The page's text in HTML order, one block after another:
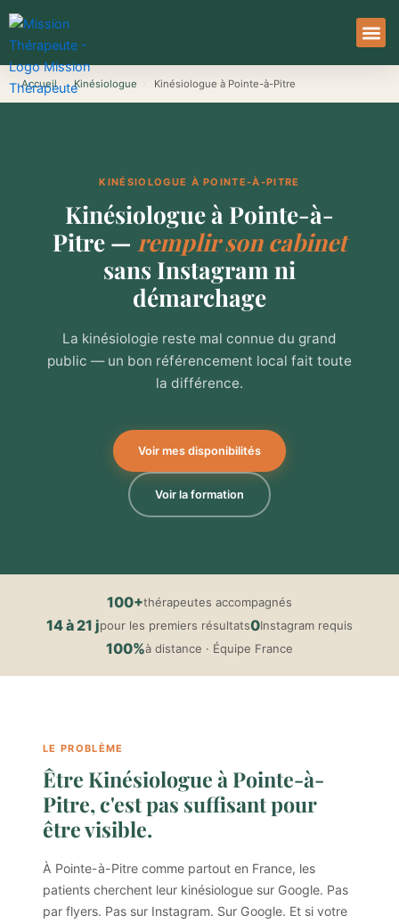
Aller
au
contenu
Accueil › Kinésiologue Kinésiologue à Pointe-à-Pitre
KINÉSIOLOGUE À POINTE-À-PITRE
Kinésiologue à Pointe-à-
Pitre — remplir son cabinet
sans Instagram ni
démarchage
La kinésiologie reste mal connue du grand
public — un bon référencement local fait toute
la différence.
Voir mes disponibilités
Voir la formation
100+thérapeutes accompagnés
14 à 21 jpour les premiers résultats0Instagram requis
100%à distance · Équipe France
LE PROBLÈME
Être Kinésiologue à Pointe-à-
Pitre, c'est pas suffisant pour
être visible.
À Pointe-à-Pitre comme partout en France, les
patients cherchent leur kinésiologue sur Google. Pas
par flyers. Pas sur Instagram. Sur Google. Et si votre